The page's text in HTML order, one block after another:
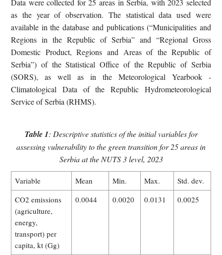
as the year of observation. The statistical data used were
available in the database and publications (“Municipalities and
Regions in the Republic of Serbia” and “Regional Gross
Domestic Product, Regions and Areas of the Republic of
Serbia”) of the Statistical Office of the Republic of Serbia
(SORS), as well as in the Meteorological Yearbook -
Climatological Data of the Republic Hydrometeorological
Service of Serbia (RHMS).
Table 1: Descriptive statistics of the initial variables for
assessing vulnerability to the green transition for 25 areas in
Serbia at the NUTS 3 level, 2023
Variable Mean Min. Max.
Std. dev.
CO2 emissions
(agriculture,
energy,
transport) per
capita, kt (Gg)
0.0044 0.0020 0.0131 0.0025